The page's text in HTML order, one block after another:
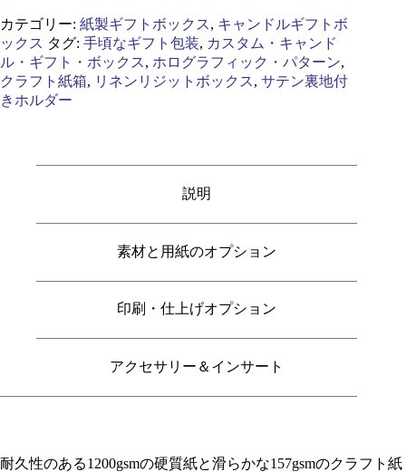
カテゴリー: 紙製ギフトボックス, キャンドルギフトボ
ックス タグ: 手頃なギフト包装, カスタム・キャンド
ル・ギフト・ボックス, ホログラフィック・パターン,
クラフト紙箱, リネンリジットボックス, サテン裏地付
きホルダー
説明
素材と用紙のオプション
印刷・仕上げオプション
アクセサリー＆インサート
耐久性のある1200gsmの硬質紙と滑らかな157gsmのクラフト紙